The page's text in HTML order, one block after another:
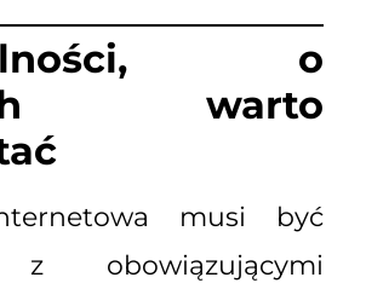
o
warto
musi być
obowiązującymi